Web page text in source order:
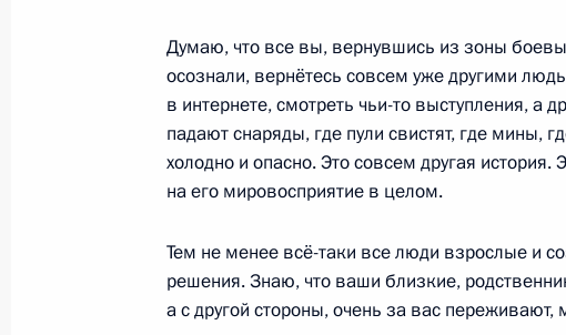
25 января 2024 года, четверг
Встреча с учащимися вузов
25 января 2024 года, 17:15 Калининград
23 января 2024 года, вторник
Думаю, что все вы, вернувшись из зоны
осознали, вернётесь совсем уже другими
в интернете, смотреть чьи-то выступления, а
падают снаряды, где пули свистят, где мины,
холодно и опасно. Это совсем другая
на его мировосприятие в целом.
Тем не менее всё-таки все люди взрослые и
решения. Знаю, что ваши близкие,
а с другой стороны, очень за вас переживают,